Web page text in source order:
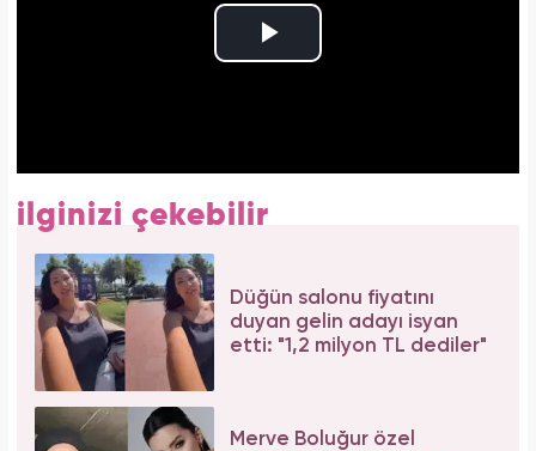
ilginizi çekebilir
Düğün salonu fiyatını
duyan gelin adayı isyan
etti: "1,2 milyon TL dediler"
Merve Boluğur özel